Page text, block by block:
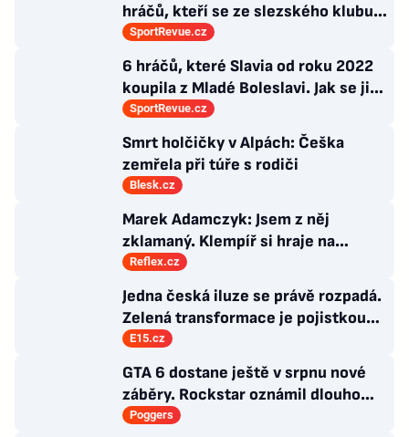
hráčů, kteří se ze slezského klubu
probili k lukrativnímu angažmá
SportRevue.cz
6 hráčů, které Slavia od roku 2022
koupila z Mladé Boleslavi. Jak se jim
po přestupu do Edenu vedlo?
SportRevue.cz
Smrt holčičky v Alpách: Češka
zemřela při túře s rodiči
Blesk.cz
Marek Adamczyk: Jsem z něj
zklamaný. Klempíř si hraje na
ministra. Nestačí se tak tvářit, musí
zamakat
Reflex.cz
Jedna česká iluze se právě rozpadá.
Zelená transformace je pojistkou
proti chaosu
E15.cz
GTA 6 dostane ještě v srpnu nové
záběry. Rockstar oznámil dlouho
očekávanou prezentaci
Poggers